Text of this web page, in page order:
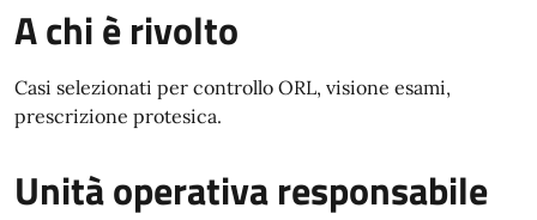
A chi è rivolto
Casi selezionati per controllo ORL, visione esami,
prescrizione protesica.
Unità operativa responsabile